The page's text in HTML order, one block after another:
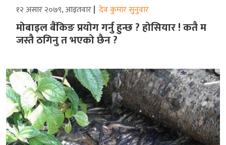
१२ असार २०७९, आइतवार देव कुमार सुनुवार
मोबाइल बैंकिङ प्रयोग गर्नु हुन्छ ? होसियार ! कतै म
जस्तै ठगिनु त भएको छैन ?